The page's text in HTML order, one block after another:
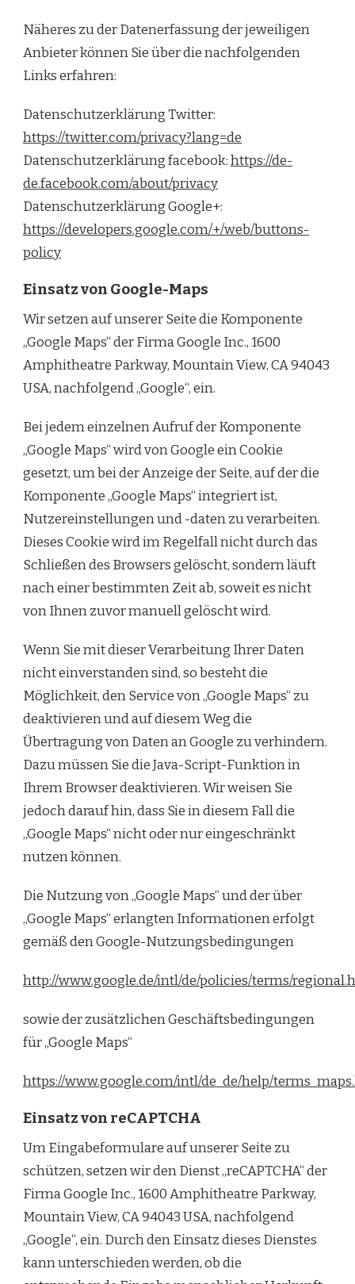
Näheres zu der Datenerfassung der jeweiligen
Anbieter können Sie über die nachfolgenden
Links erfahren:
Datenschutzerklärung Twitter:
https://twitter.com/privacy?lang=de
Datenschutzerklärung facebook:https://de-
de.facebook.com/about/privacy
Datenschutzerklärung Google+:
https://developers.google.com/+/web/buttons-
policy
Einsatz von Google-Maps
Wir setzen auf unserer Seite die Komponente
„Google Maps“ der Firma Google Inc., 1600
Amphitheatre Parkway, Mountain View, CA 94043
USA, nachfolgend „Google“, ein.
Bei jedem einzelnen Aufruf der Komponente
„Google Maps“ wird von Google ein Cookie
gesetzt, um bei der Anzeige der Seite, auf der die
Komponente „Google Maps“ integriert ist,
Nutzereinstellungen und -daten zu verarbeiten.
Dieses Cookie wird im Regelfall nicht durch das
Schließen des Browsers gelöscht, sondern läuft
nach einer bestimmten Zeit ab, soweit es nicht
von Ihnen zuvor manuell gelöscht wird.
Wenn Sie mit dieser Verarbeitung Ihrer Daten
nicht einverstanden sind, so besteht die
Möglichkeit, den Service von „Google Maps“ zu
deaktivieren und auf diesem Weg die
Übertragung von Daten an Google zu verhindern.
Dazu müssen Sie die Java-Script-Funktion in
Ihrem Browser deaktivieren. Wir weisen Sie
jedoch darauf hin, dass Sie in diesem Fall die
„Google Maps“ nicht oder nur eingeschränkt
nutzen können.
Die Nutzung von „Google Maps“ und der über
„Google Maps“ erlangten Informationen erfolgt
gemäß den Google-Nutzungsbedingungen
http://www.google.de/intl/de/policies/terms/
sowie der zusätzlichen Geschäftsbedingungen
für „Google Maps“
https://www.google.com/intl/de_de/help/
Einsatz von reCAPTCHA
Um Eingabeformulare auf unserer Seite zu
schützen, setzen wir den Dienst „reCAPTCHA“ der
Firma Google Inc., 1600 Amphitheatre Parkway,
Mountain View, CA 94043 USA, nachfolgend
„Google“, ein. Durch den Einsatz dieses Dienstes
kann unterschieden werden, ob die